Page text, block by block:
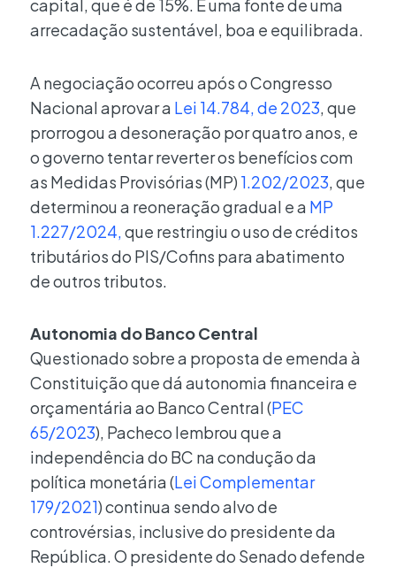
capital, que é de 15%. É uma fonte de uma
arrecadação sustentável, boa e equilibrada.
A negociação ocorreu após o Congresso
Nacional aprovar a Lei 14.784, de 2023, que
prorrogou a desoneração por quatro anos, e
o governo tentar reverter os benefícios com
as Medidas Provisórias (MP) 1.202/2023, que
determinou a reoneração gradual e a MP
1.227/2024,que restringiu o uso de créditos
tributários do PIS/Cofins para abatimento
de outros tributos.
Autonomia do Banco Central
Questionado sobre a proposta de emenda à
Constituição que dá autonomia financeira e
orçamentária ao Banco Central (PEC
65/2023), Pacheco lembrou que a
independência do BC na condução da
política monetária (Lei Complementar
179/2021) continua sendo alvo de
controvérsias, inclusive do presidente da
República. O presidente do Senado defende